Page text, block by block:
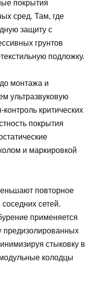
покрытия
сред. Там, где
защиту с
грунтов
подложку.
монтажа и
ультразвуковую
критических
покрытия
и маркировкой
повторное
сетей.
применяется
предизолированных
стыковку в
колодцы